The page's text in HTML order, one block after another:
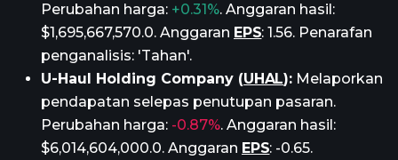
Perubahan harga: +0.31%. Anggaran hasil:
$1,695,667,570.0. Anggaran EPS: 1.56. Penarafan
penganalisis: 'Tahan'.
U-Haul Holding Company (UHAL): Melaporkan
pendapatan selepas penutupan pasaran.
Perubahan harga: -0.87%. Anggaran hasil:
$6,014,604,000.0. Anggaran EPS: -0.65.